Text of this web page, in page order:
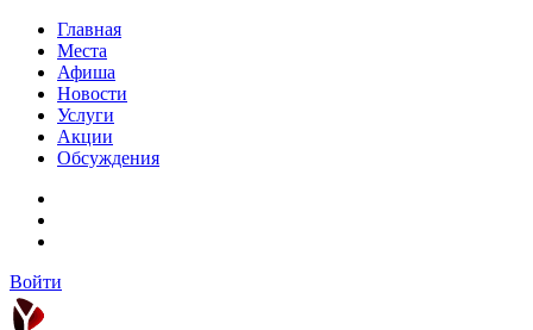
Главная
Места
Афиша
Новости
Услуги
Акции
Обсуждения
Войти